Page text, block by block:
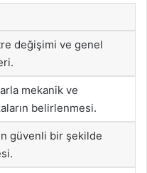
değişimi ve genel
mekanik ve
belirlenmesi.
güvenli bir şekilde